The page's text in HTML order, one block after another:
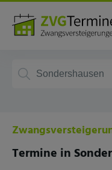
Termine in